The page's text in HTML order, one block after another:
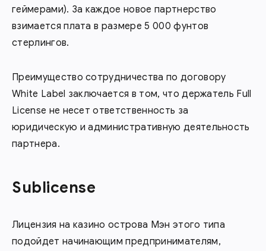
геймерами). За каждое новое партнерство
взимается плата в размере 5 000 фунтов
стерлингов.
Преимущество сотрудничества по договору
White Label заключается в том, что держатель Full
License не несет ответственность за
юридическую и административную деятельность
партнера.
Sublicense
Лицензия на казино острова Мэн этого типа
подойдет начинающим предпринимателям,